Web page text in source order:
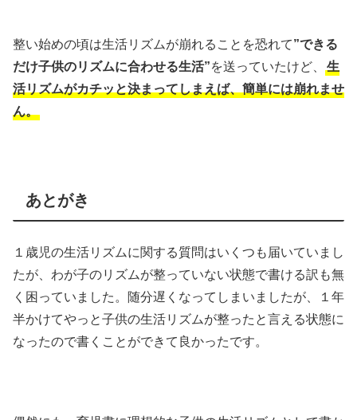
整い始めの頃は生活リズムが崩れることを恐れて”できる
だけ子供のリズムに合わせる生活”を送っていたけど、
生
活リズムがカチッと決まってしまえば、簡単には崩れませ
ん。
あとがき
１歳児の生活リズムに関する質問はいくつも届いていまし
たが、わが子のリズムが整っていない状態で書ける訳も無
く困っていました。随分遅くなってしまいましたが、１年
半かけてやっと子供の生活リズムが整ったと言える状態に
なったので書くことができて良かったです。